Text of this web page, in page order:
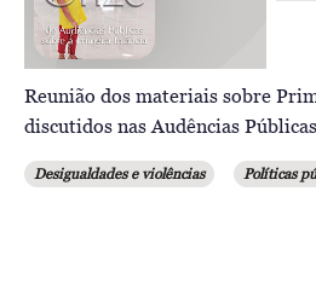
Reunião dos materiais sobre
discutidos nas Audências
Desigualdades e violências Políticas